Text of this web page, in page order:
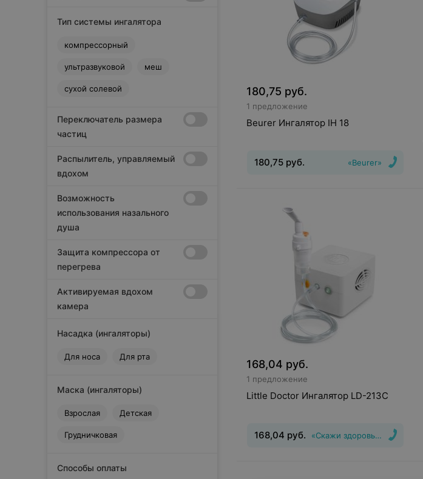
Тип системы ингалятора
компрессорный
ультразвуковой меш
сухой солевой
Переключатель размера
частиц
Распылитель, управляемый
вдохом
Возможность
использования назального
душа
Защита компрессора от
перегрева
Активируемая вдохом
камера
Насадка (ингаляторы)
Для носа Для рта
Маска (ингаляторы)
Взрослая Детская
Грудничковая
Способы оплаты
180,75 руб.
1 предложение
Beurer Ингалятор IH 18
«Beurer»
180,75 руб.
ингалятора:
168,04 руб.
1 предложение
Little Doctor Ингалятор LD-213C
«Скажи здоровью Да!»
168,04 руб.